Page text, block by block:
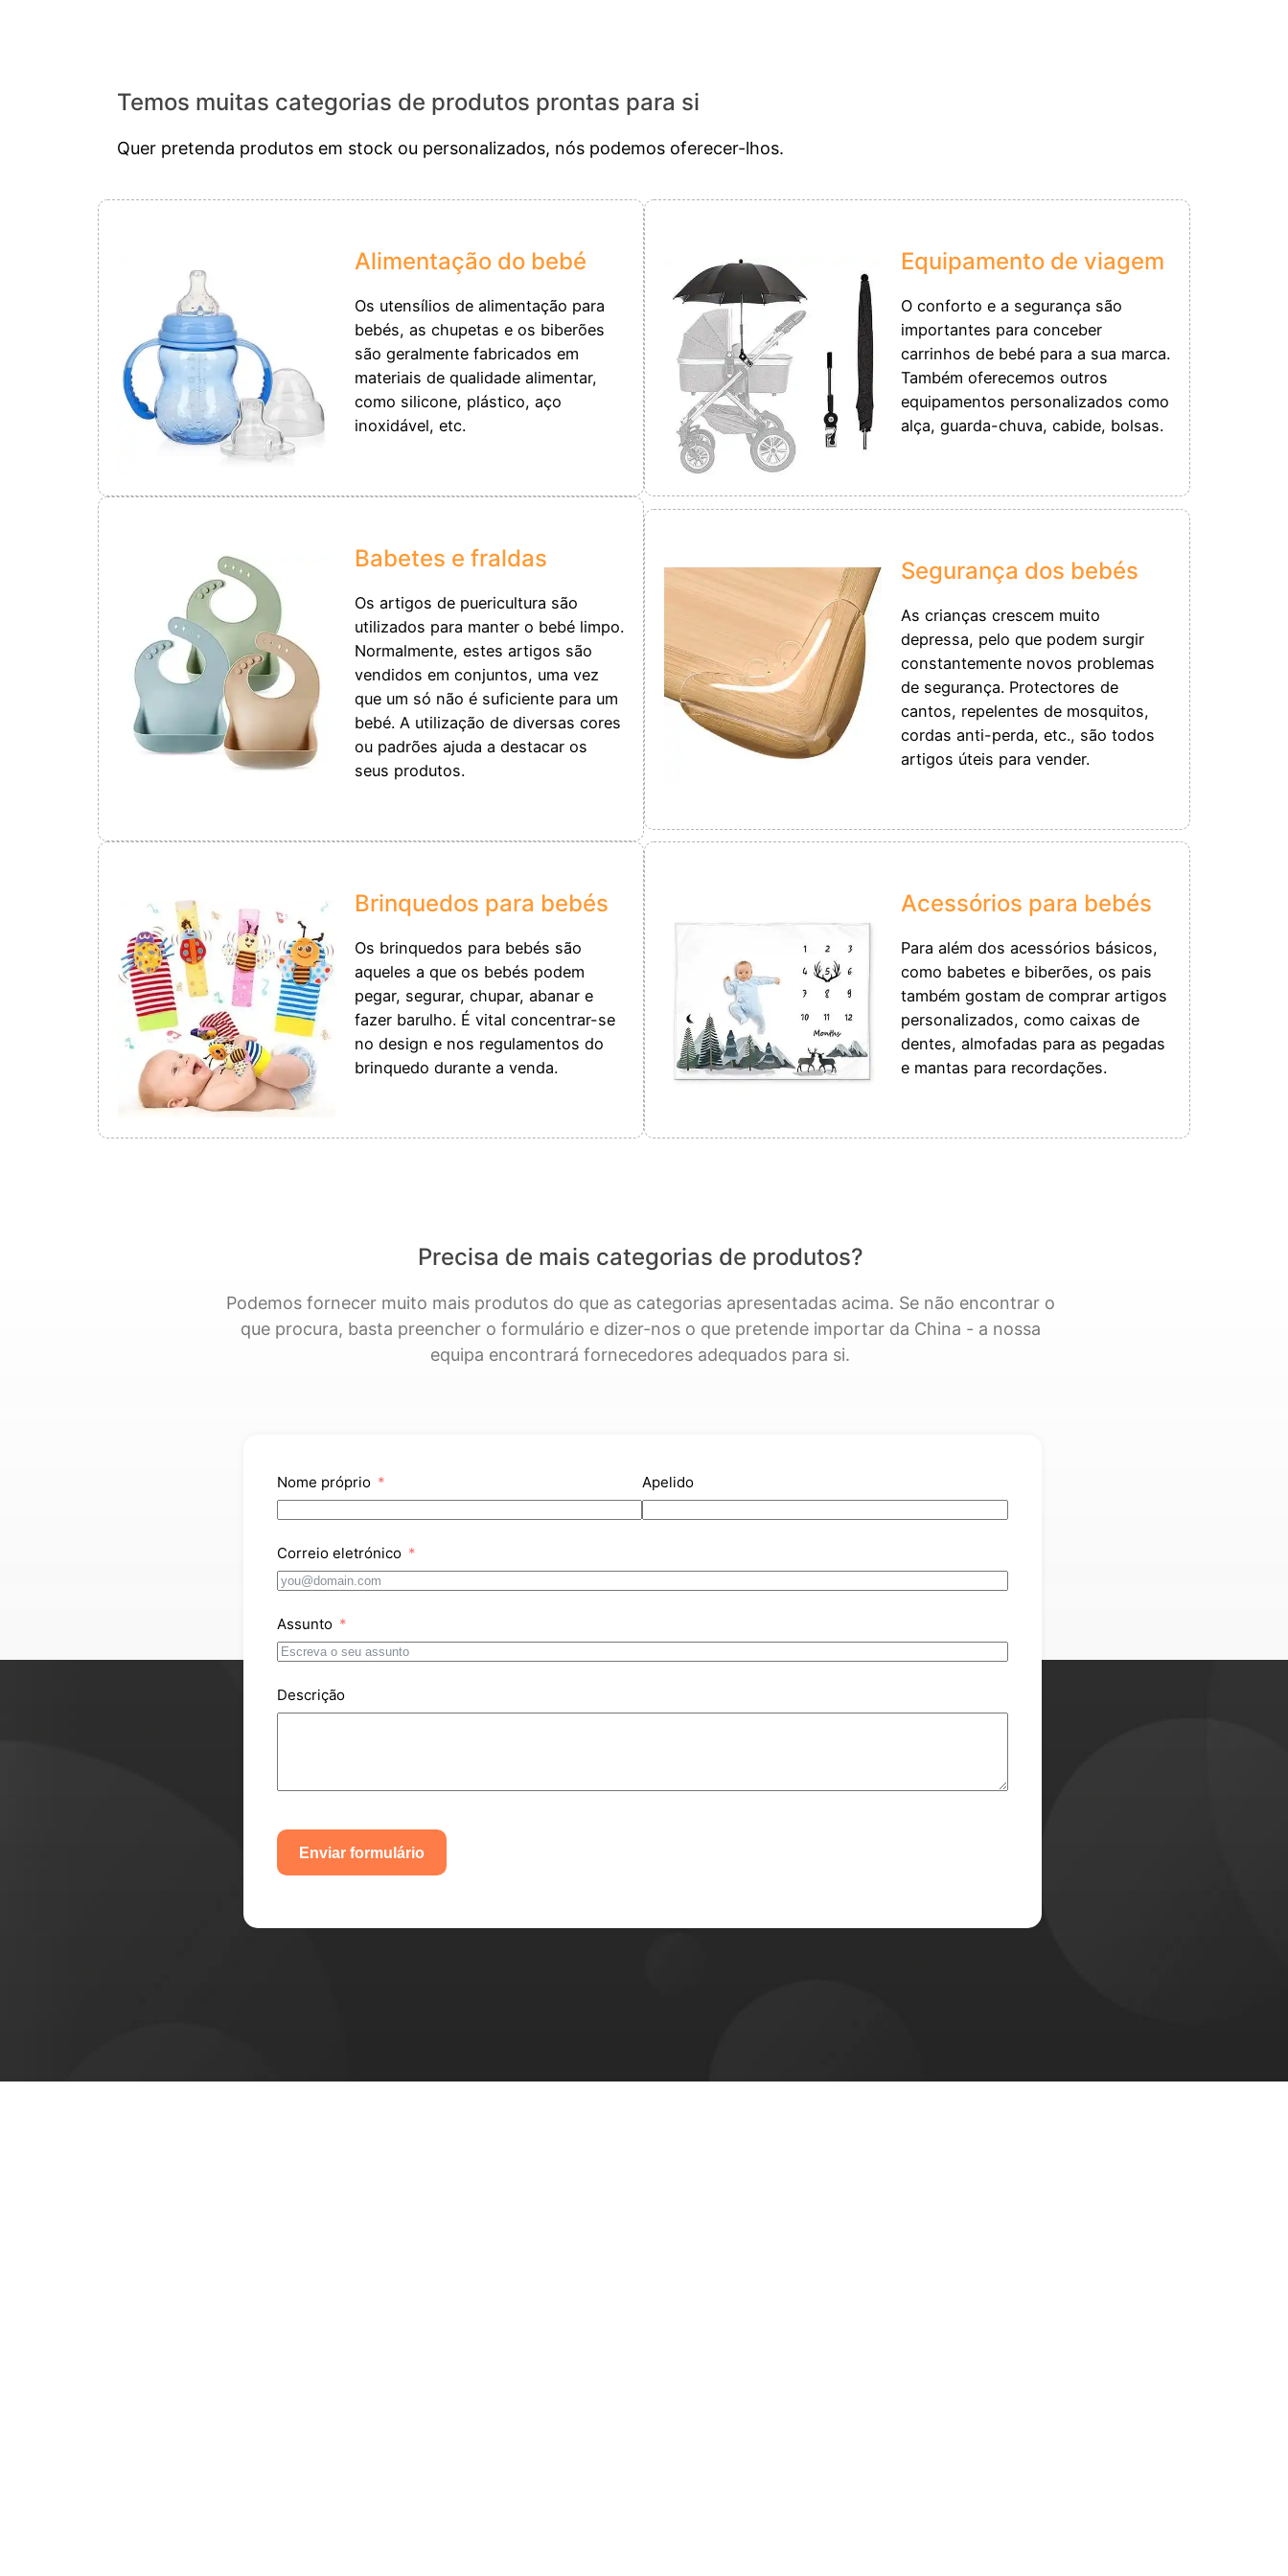
Temos muitas categorias de produtos prontas para si
Quer pretenda produtos em stock ou personalizados, nós podemos oferecer-lhos.
Alimentação do bebé
Os utensílios de alimentação para
bebés, as chupetas e os biberões
são geralmente fabricados em
materiais de qualidade alimentar,
como silicone, plástico, aço
inoxidável, etc.
Equipamento de viagem
O conforto e a segurança são
importantes para conceber
carrinhos de bebé para a sua marca.
Também oferecemos outros
equipamentos personalizados como
alça, guarda-chuva, cabide, bolsas.
Babetes e fraldas
Os artigos de puericultura são
utilizados para manter o bebé limpo.
Normalmente, estes artigos são
vendidos em conjuntos, uma vez
que um só não é suficiente para um
bebé. A utilização de diversas cores
ou padrões ajuda a destacar os
seus produtos.
Segurança dos bebés
As crianças crescem muito
depressa, pelo que podem surgir
constantemente novos problemas
de segurança. Protectores de
cantos, repelentes de mosquitos,
cordas anti-perda, etc., são todos
artigos úteis para vender.
Brinquedos para bebés
Os brinquedos para bebés são
aqueles a que os bebés podem
pegar, segurar, chupar, abanar e
fazer barulho. É vital concentrar-se
no design e nos regulamentos do
brinquedo durante a venda.
Acessórios para bebés
Para além dos acessórios básicos,
como babetes e biberões, os pais
também gostam de comprar artigos
personalizados, como caixas de
dentes, almofadas para as pegadas
e mantas para recordações.
Precisa de mais categorias de produtos?
Podemos fornecer muito mais produtos do que as categorias apresentadas acima. Se não encontrar o
que procura, basta preencher o formulário e dizer-nos o que pretende importar da China - a nossa
equipa encontrará fornecedores adequados para si.
Nome próprio Apelido
Correio eletrónico
Assunto
Descrição
Enviar formulário